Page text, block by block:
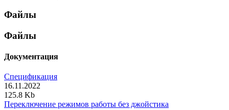
Файлы
Файлы
Документация
Спецификация
16.11.2022
125.8 Kb
Переключение режимов работы без джойстика